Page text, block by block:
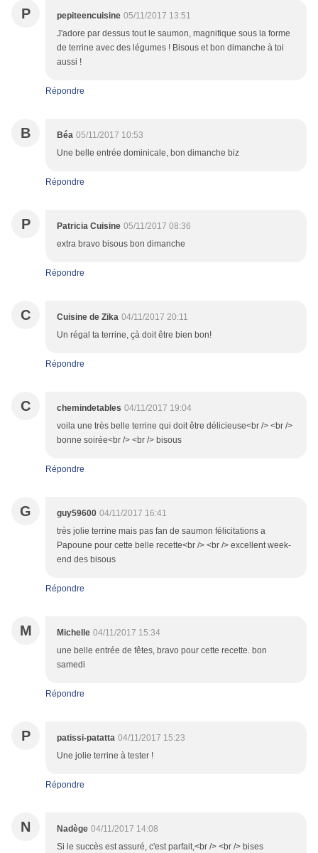
P pepiteencuisine 05/11/2017 13:51
J'adore par dessus tout le saumon, magnifique sous la forme
de terrine avec des légumes ! Bisous et bon dimanche à toi
aussi !
Répondre
B Béa 05/11/2017 10:53
Une belle entrée dominicale, bon dimanche biz
Répondre
P Patricia Cuisine 05/11/2017 08:36
extra bravo bisous bon dimanche
Répondre
C Cuisine de Zika 04/11/2017 20:11
Un régal ta terrine, çà doit être bien bon!
Répondre
C chemindetables 04/11/2017 19:04
voila une très belle terrine qui doit être délicieuse<br /> <br />
bonne soirée<br /> <br /> bisous
Répondre
G guy59600 04/11/2017 16:41
très jolie terrine mais pas fan de saumon félicitations a
Papoune pour cette belle recette<br /> <br /> excellent week-
end des bisous
Répondre
M Michelle 04/11/2017 15:34
une belle entrée de fêtes, bravo pour cette recette. bon
samedi
Répondre
P patissi-patatta 04/11/2017 15:23
Une jolie terrine à tester !
Répondre
N Nadège 04/11/2017 14:08
Si le succès est assuré, c'est parfait,<br /> <br /> bises